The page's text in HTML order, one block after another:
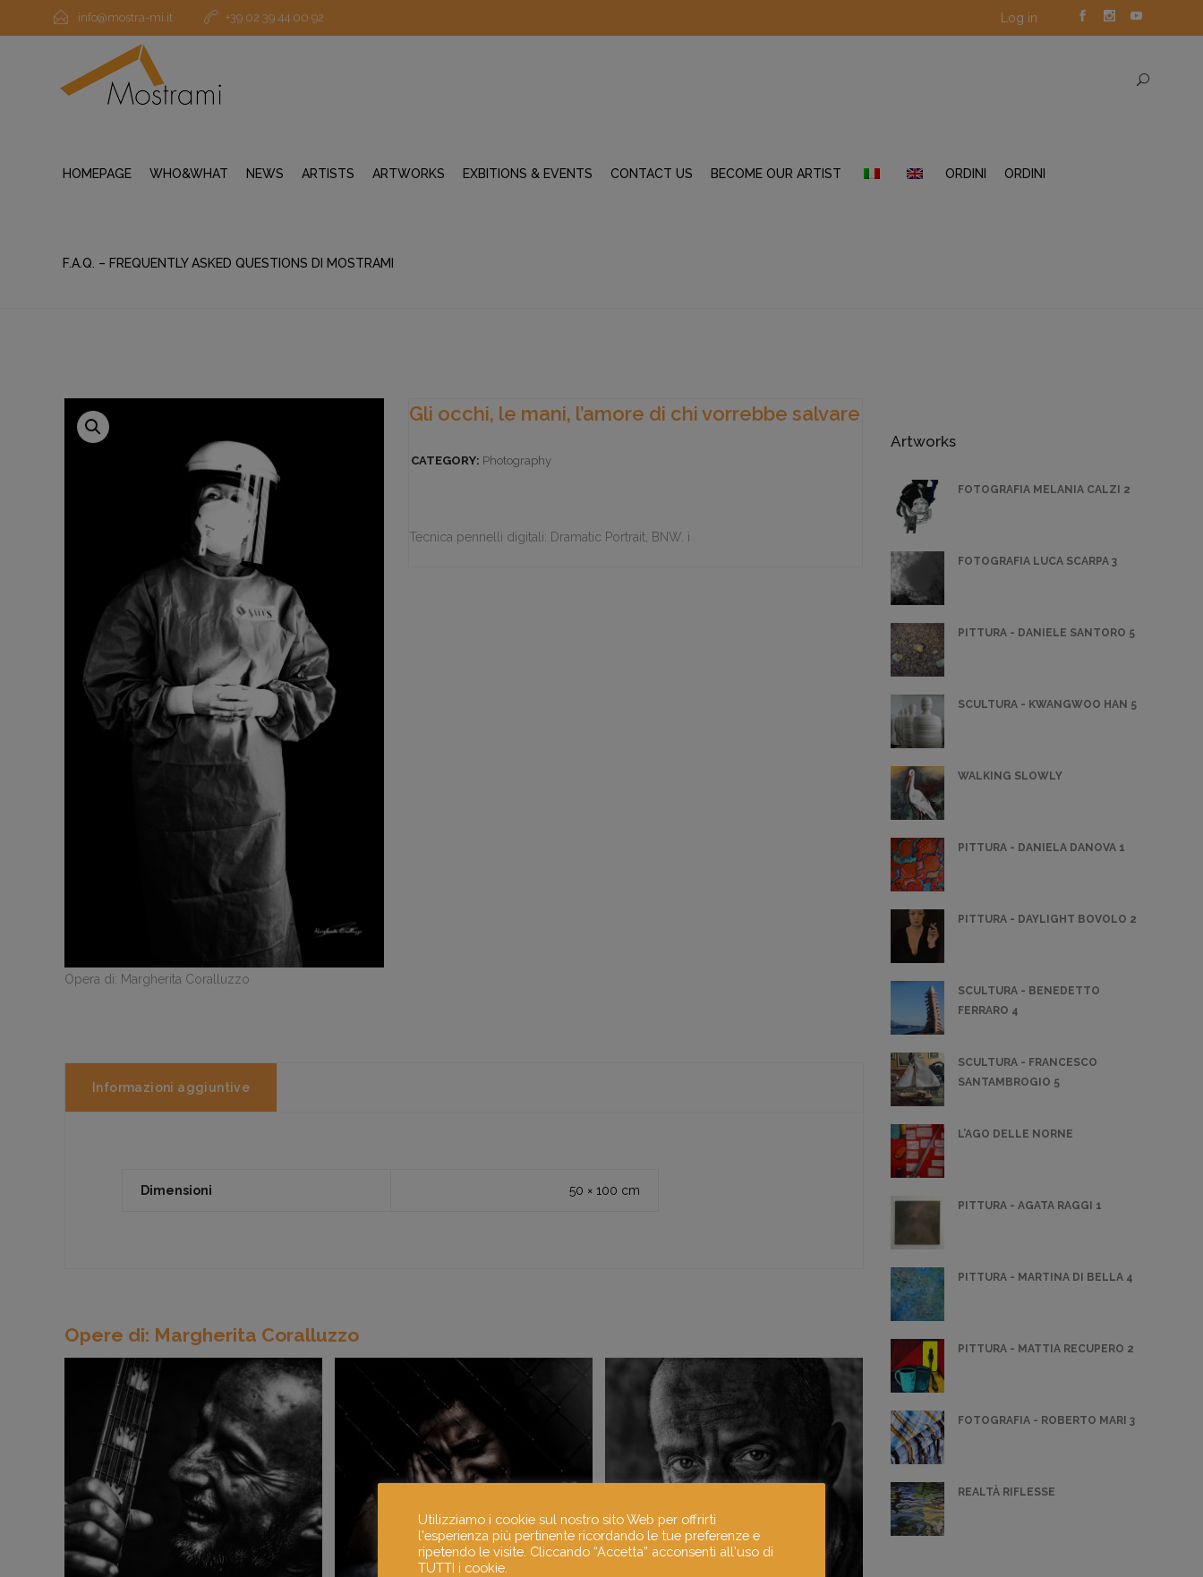
info@mostra-mi.it +39 02 39 44 00 92 Log in
HOMEPAGE WHO&WHAT NEWS ARTISTS ARTWORKS EXBITIONS & EVENTS CONTACT US BECOME OUR ARTIST ORDINI ORDINI
F.A.Q. – FREQUENTLY ASKED QUESTIONS DI MOSTRAMI
Opera di: Margherita Coralluzzo
Gli occhi, le mani, l’amore di chi vorrebbe salvare
CATEGORY: Photography
Tecnica pennelli digitali: Dramatic Portrait, BNW. ì
Informazioni aggiuntive
Dimensioni 50 × 100 cm
Opere di: Margherita Coralluzzo
Artworks
FOTOGRAFIA MELANIA CALZI 2
FOTOGRAFIA LUCA SCARPA 3
PITTURA - DANIELE SANTORO 5
SCULTURA - KWANGWOO HAN 5
WALKING SLOWLY
PITTURA - DANIELA DANOVA 1
PITTURA - DAYLIGHT BOVOLO 2
SCULTURA - BENEDETTO
FERRARO 4
SCULTURA - FRANCESCO
SANTAMBROGIO 5
L’AGO DELLE NORNE
PITTURA - AGATA RAGGI 1
PITTURA - MARTINA DI BELLA 4
PITTURA - MATTIA RECUPERO 2
FOTOGRAFIA - ROBERTO MARI 3
REALTÀ RIFLESSE
Utilizziamo i cookie sul nostro sito Web per offrirti
l'esperienza più pertinente ricordando le tue preferenze e
ripetendo le visite. Cliccando “Accetta” acconsenti all'uso di
TUTTI i cookie.